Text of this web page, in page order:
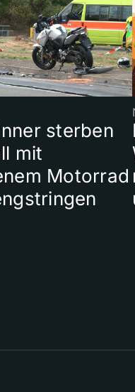
sterben
mit
Motorrad